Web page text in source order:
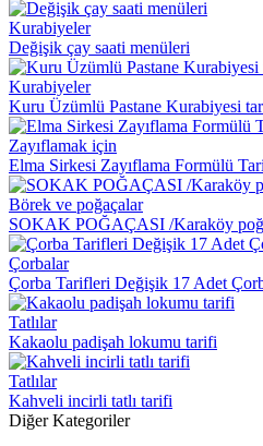
Kurabiyeler
Değişik çay saati menüleri
Kurabiyeler
Kuru Üzümlü Pastane Kurabiyesi
Zayıflamak için
Elma Sirkesi Zayıflama Formülü
Börek ve poğaçalar
SOKAK POĞAÇASI /Karaköy
Çorbalar
Çorba Tarifleri Değişik 17 Adet
Tatlılar
Kakaolu padişah lokumu tarifi
Tatlılar
Kahveli incirli tatlı tarifi
Diğer Kategoriler